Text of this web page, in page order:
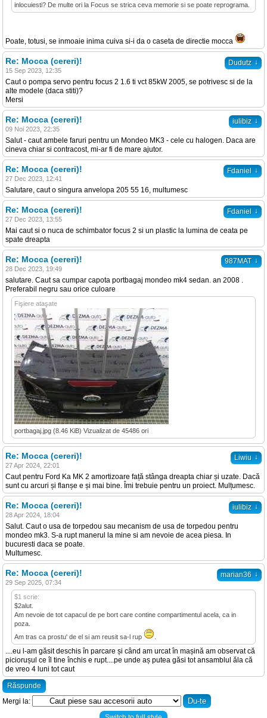
inlocuiesti? De multe ori la Focus se strica ceva memorie si se poate reprograma.
Poate, totusi, se inmoaie inima cuiva si-i da o caseta de directie mocca
Dudutz ↓
Re: Mocca (cereri)!
15 Sep 2023, 12:35
Caut o pompa servo pentru focus 2 1.6 ti vct 85kW 2005, se potrivesc si de la
alte modele (daca stiti)?
Mersi
iulibiz ↓
Re: Mocca (cereri)!
09 Noi 2023, 22:35
Salut - caut ambele faruri pentru un Mondeo MK3 - cele cu halogen. Daca are
cineva chiar si contracost, mi-ar fi de mare ajutor.
Fdaniel ↓
Re: Mocca (cereri)!
27 Dec 2023, 12:41
Salutare, caut o singura anvelopa 205 55 16, multumesc
Fdaniel ↓
Re: Mocca (cereri)!
27 Dec 2023, 13:55
Mai caut si o nuca de schimbator focus 2 si un plastic la lumina de ceata pe
spate dreapta
987MAT ↓
Re: Mocca (cereri)!
28 Dec 2023, 19:49
salutare. Caut sa cumpar capota portbagaj mondeo mk4 sedan. an 2008 .
Preferabil negru sau orice culoare
Fişiere ataşate
portbagaj.jpg (8.46 KiB) Vizualizat de 45486 ori
Liwiu ↓
Re: Mocca (cereri)!
27 Apr 2024, 22:01
Caut pentru Ford Ka MK 2 amortizoare față stânga dreapta chiar și uzate. Dacă
sunt cu arcuri și flanșe e și mai bine. Îmi trebuie pentru un proiect. Mulțumesc.
iulibiz ↓
Re: Mocca (cereri)!
28 Apr 2024, 18:04
Salut. Caut o usa de torpedou sau mecanism de usa de torpedou pentru
mondeo mk3. S-a rupt manerul la mine si am nevoie de acea piesa. In
bucuresti daca se poate.
Multumesc.
marian36 ↓
Re: Mocca (cereri)!
29 Sep 2025, 07:34
$1 scrie:
$2alut.
Am nevoie de tot capacul de pe bort care contine compartimentul acela, ca in
poza.
Am tras ca prostu' de el si am reusit sa-l rup
....eu l-am găsit deschis în parcare și când am urcat în mașină am observat că
piciorușul ce îl tine închis e rupt....pe unde aș putea găsi tot ansamblul ăla că
de vreo 4 luni tot caut
Răspunde
Mergi la: